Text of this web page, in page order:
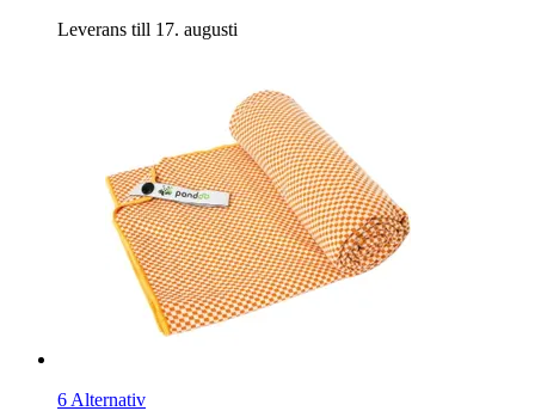
Leverans till 17. augusti
6 Alternativ